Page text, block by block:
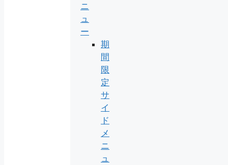
ニ
ュ
ー
期
間
限
定
サ
イ
ド
メ
ニ
ュ